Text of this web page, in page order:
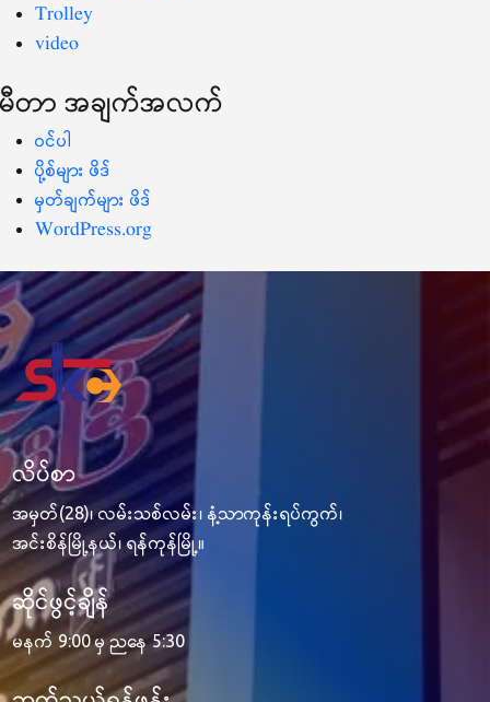
Trolley
video
မီတာ အချက်အလက်
ဝင်ပါ
ပို့စ်များ ဖိဒ်
မှတ်ချက်များ ဖိဒ်
WordPress.org
လိပ်စာ
အမှတ်(28)၊ လမ်းသစ်လမ်း၊ နံ့သာကုန်းရပ်ကွက်၊
အင်းစိန်မြို့နယ်၊ ရန်ကုန်မြို့။
ဆိုင်ဖွင့်ချိန်
မနက် 9:00 မှ ညနေ 5:30